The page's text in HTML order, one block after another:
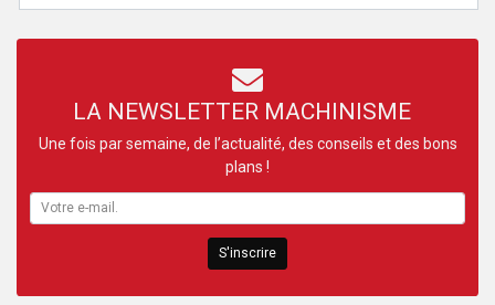
LA NEWSLETTER MACHINISME
Une fois par semaine, de l’actualité, des conseils et des bons
plans !
S'inscrire